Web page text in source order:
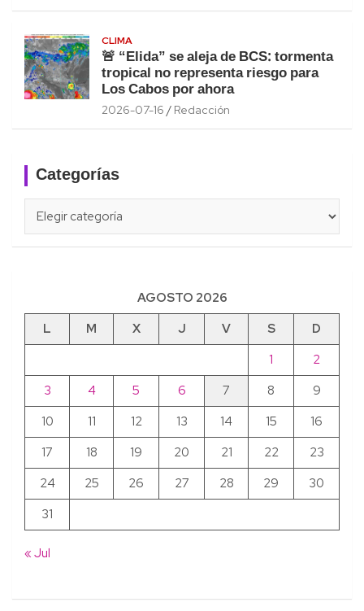
CLIMA
🚨 “Elida” se aleja de BCS: tormenta
tropical no representa riesgo para
Los Cabos por ahora
2026-07-16 Redacción
Categorías
AGOSTO 2026
L
M X J V S
D
1
2
3
4 5 6 7 8
9
10
11 12 13 14 15
16
17
18 19 20 21 22
23
24
25 26 27 28 29
30
31
« Jul